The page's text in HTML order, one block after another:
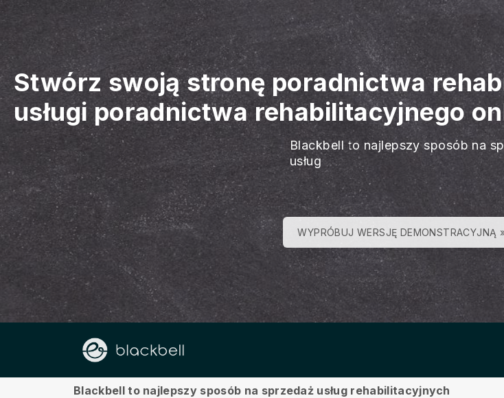
Stwórz swoją stronę poradnictwa
usługi poradnictwa rehabilitacyjnego
Blackbell to najlepszy sposób na
usług
WYPRÓBUJ WERSJĘ DEMONSTRACYJNĄ
O nas
Blackbell to najlepszy sposób na sprzedaż usług rehabilitacyjnych